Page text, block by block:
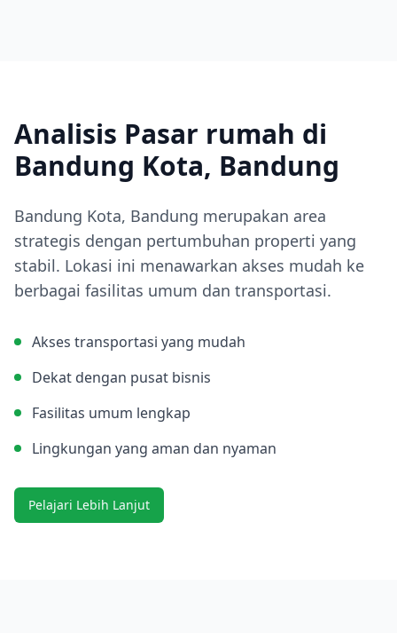
Analisis Pasar rumah di
Bandung Kota, Bandung
Bandung Kota, Bandung merupakan area
strategis dengan pertumbuhan properti yang
stabil. Lokasi ini menawarkan akses mudah ke
berbagai fasilitas umum dan transportasi.
Akses transportasi yang mudah
Dekat dengan pusat bisnis
Fasilitas umum lengkap
Lingkungan yang aman dan nyaman
Pelajari Lebih Lanjut